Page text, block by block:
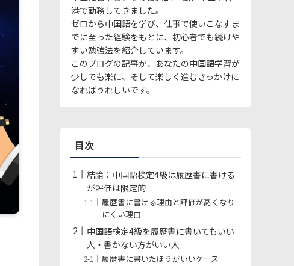
港で勤務してきました。
ゼロから中国語を学び、仕事で使いこなすま
でに至った経験をもとに、初心者でも続けや
すい勉強法を紹介しています。
このブログの記事が、あなたの中国語学習が
少しでも楽に、そして楽しく進むきっかけに
なればうれしいです。
目次
結論：中国語検定4級は履歴書に書ける
が評価は限定的
履歴書に書ける理由と評価が高くなり
にくい理由
中国語検定4級を履歴書に書いてもいい
人・書かない方がいい人
履歴書に書いたほうがいいケース